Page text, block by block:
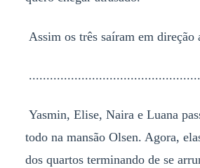
Assim os três saíram em direção
Yasmin, Elise, Naira e Luana
todo na mansão Olsen. Agora,
dos quartos terminando de se